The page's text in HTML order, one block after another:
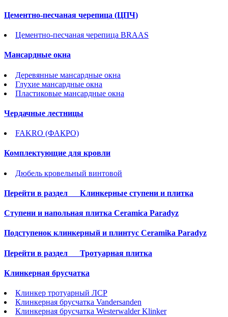
Цементно-песчаная черепица (ЦПЧ)
Цементно-песчаная черепица BRAAS
Мансардные окна
Деревянные мансардные окна
Глухие мансардные окна
Пластиковые мансардные окна
Чердачные лестницы
FAKRO (ФАКРО)
Комплектующие для кровли
Дюбель кровельный винтовой
Перейти в раздел Клинкерные ступени и плитка
Cтупени и напольная плитка Ceramica Paradyz
Подступенок клинкерный и плинтус Ceramika Paradyz
Перейти в раздел Тротуарная плитка
Клинкерная брусчатка
Клинкер тротуарный ЛСР
Клинкерная брусчатка Vandersanden
Клинкерная брусчатка Westerwalder Klinker